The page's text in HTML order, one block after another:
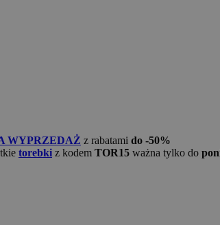
WYPRZEDAŻ z rabatami do -50%
torebki z kodem TOR15 ważna tylko do